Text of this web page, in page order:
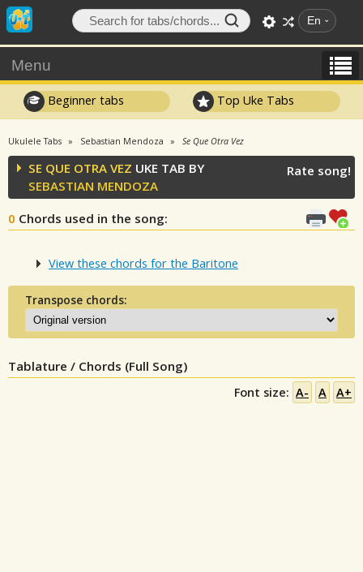
En
Menu
Beginner tabs Top Uke Tabs
Ukulele Tabs Sebastian Mendoza Se Que Otra Vez
SE QUE OTRA VEZ UKE TAB BY
SEBASTIAN MENDOZA
0 Chords used in the song:
Rate song!
View these chords for the Baritone
Transpose chords:
Tablature / Chords (Full Song)
Font size: A- A A+